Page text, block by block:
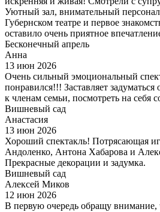
Уютный зал, внимательный
Губернском театре и первое
оставило очень приятное
Бесконечный апрель
Анна
13 июн 2026
Очень сильный эмоциональный
понравился!!! Заставляет
к членам семьи, посмотреть на себя
Вишневый сад
Анастасия
13 июн 2026
Хороший спектакль! Потрясающая
Андоленко, Антона Хабарова и
Прекрасные декорации и задумка.
Вишневый сад
Алексей Миков
12 июн 2026
В первую очередь обращу внимание,